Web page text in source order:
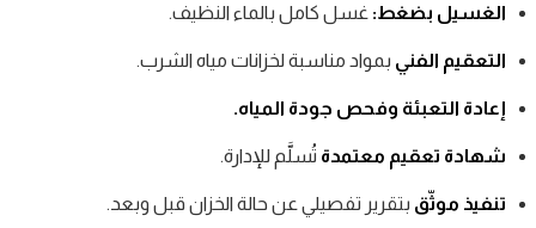
الغسيل بضغط: غسل كامل بالماء النظيف.
التعقيم الفني بمواد مناسبة لخزانات مياه الشرب.
إعادة التعبئة وفحص جودة المياه.
شهادة تعقيم معتمدة تُسلَّم للإدارة.
تنفيذ موثّق بتقرير تفصيلي عن حالة الخزان قبل وبعد.